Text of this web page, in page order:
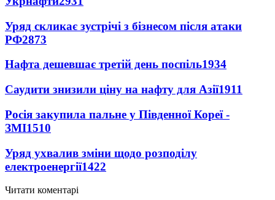
Уряд скликає зустрічі з бізнесом після атаки
РФ2873
Нафта дешевшає третій день поспіль1934
Саудити знизили ціну на нафту для Азії1911
Росія закупила пальне у Південної Кореї -
ЗМІ1510
Уряд ухвалив зміни щодо розподілу
електроенергії1422
Читати коментарі